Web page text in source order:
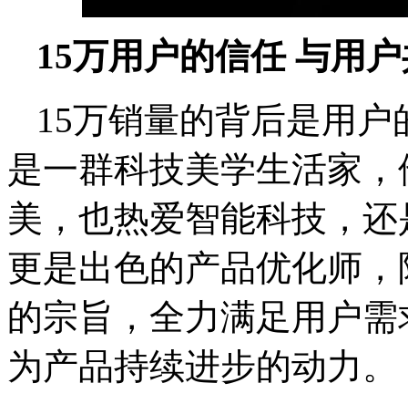
15万用户的信任 与用
15万销量的背后是用
是一群科技美学生活家
美，也热爱智能科技，
更是出色的产品优化师
的宗旨，全力满足用户
为产品持续进步的动力。